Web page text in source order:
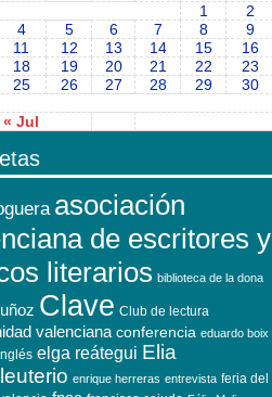
« Jul
1
2
4 5 6 7 8
9
11 12 13 14 15
16
18 19 20 21 22
23
25 26 27 28 29
30
asociación
de escritores y
literarios biblioteca de la dona
Clave Club de lectura
valenciana conferencia eduardo boix
elga reátegui Elia
enrique herreras entrevista feria del